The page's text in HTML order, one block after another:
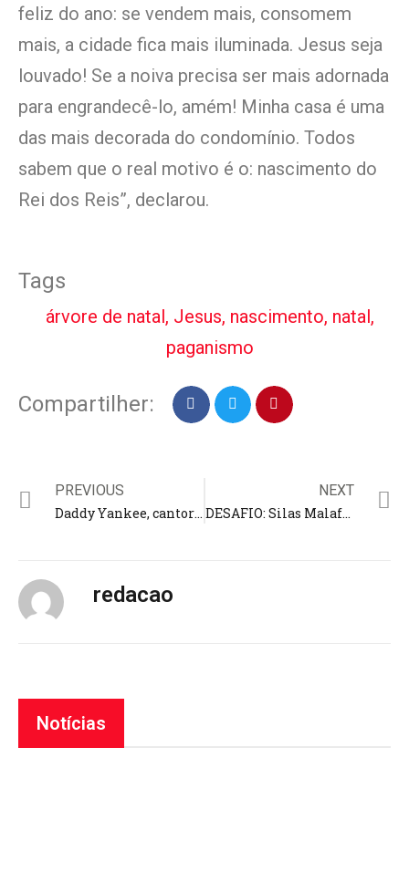
feliz do ano: se vendem mais, consomem
mais, a cidade fica mais iluminada. Jesus seja
louvado! Se a noiva precisa ser mais adornada
para engrandecê-lo, amém! Minha casa é uma
das mais decorada do condomínio. Todos
sabem que o real motivo é o: nascimento do
Rei dos Reis”, declarou.
Tags
árvore de natal, Jesus, nascimento, natal,
paganismo
Compartilher:
PREVIOUS
Daddy Yankee, cantor de ‘Despacito’ e ‘Gasolina’, anuncia conversão; “fama não preencheu meu vazio”
NEXT
DESAFIO: Silas Malafaia convoca jejum para Flávio Dino não assumir cargo no STF; “tá tudo acertadinho”
redacao
Notícias